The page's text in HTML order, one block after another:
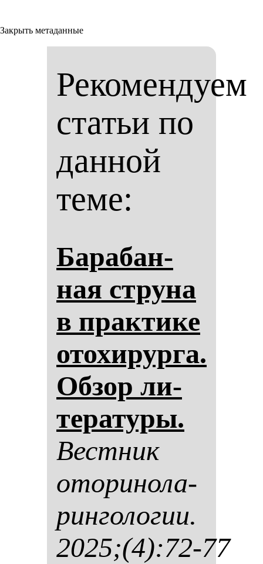
Закрыть метаданные
Рекомендуем
статьи по
данной
теме:
Ба­ра­бан­
ная стру­на
в прак­ти­ке
ото­хи­рур­га.
Об­зор ли­
те­ра­ту­ры.
Вес­тник
ото­ри­но­ла­
рин­го­ло­гии.
2025;(4):72-77